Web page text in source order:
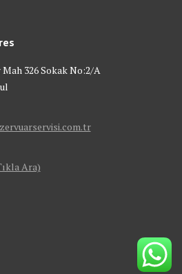
326 Sokak No:2/A
Ara)